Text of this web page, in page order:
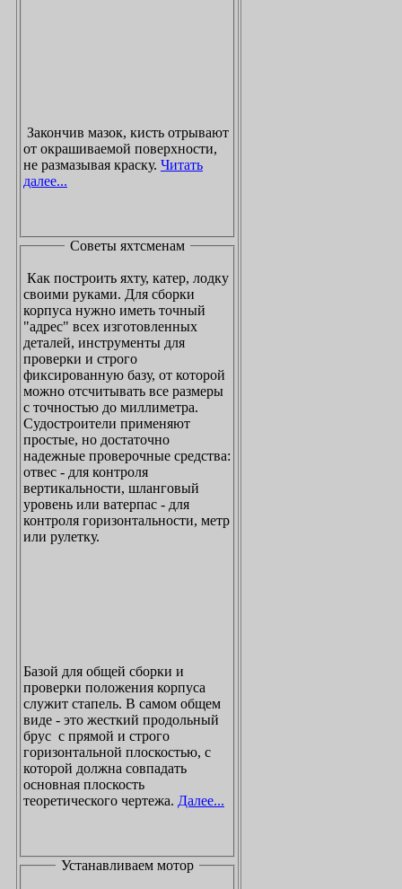
Закончив мазок, кисть отрывают
от окрашиваемой поверхности,
не размазывая краску. Читать
далее...
Советы яхтсменам
Как построить яхту, катер, лодку
своими руками. Для сборки
корпуса нужно иметь точный
"адрес" всех изготовленных
деталей, инструменты для
проверки и строго
фиксированную базу, от которой
можно отсчитывать все размеры
с точностью до миллиметра.
Судостроители применяют
простые, но достаточно
надежные проверочные средства:
отвес - для контроля
вертикальности, шланговый
уровень или ватерпас - для
контроля горизонтальности, метр
или рулетку.
Базой для общей сборки и
проверки положения корпуса
служит стапель. В самом общем
виде - это жесткий продольный
брус с прямой и строго
горизонтальной плоскостью, с
которой должна совпадать
основная плоскость
теоретического чертежа. Далее...
Устанавливаем мотор